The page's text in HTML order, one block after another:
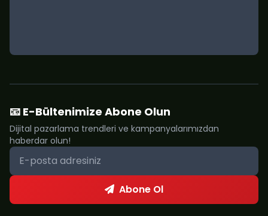
📧 E-Bültenimize Abone Olun
Dijital pazarlama trendleri ve kampanyalarımızdan
haberdar olun!
Abone Ol